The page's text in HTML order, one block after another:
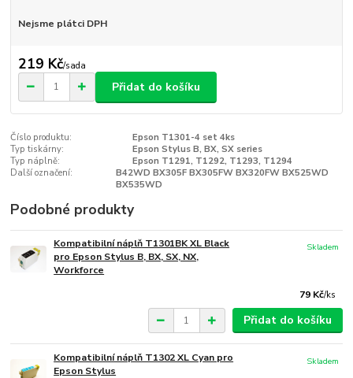
Nejsme plátci DPH
219 Kč/sada
Přidat do košíku
Číslo produktu:
Epson T1301-4 set 4ks
Typ tiskárny:
Epson Stylus B, BX, SX series
Typ náplně:
Epson T1291, T1292, T1293, T1294
Další označení:
B42WD BX305F BX305FW BX320FW BX525WD
BX535WD
Podobné produkty
Kompatibilní náplň T1301BK XL Black
pro Epson Stylus B, BX, SX, NX,
Workforce
79 Kč/ks
Skladem
Přidat do košíku
Kompatibilní náplň T1302 XL Cyan pro
Epson Stylus
Skladem